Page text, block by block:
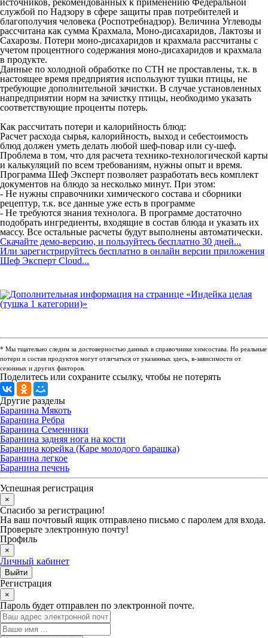
источников, рекомендованных к применению Федеральной
службой по Надзору в сфере защиты прав потребителей и
благополучия человека (Роспотребнадзор). Величина Углеводы
рассчитана как сумма Крахмала, Моно-дисахаридов, Лактозы и
Сахарозы. Потери моно-дисахаридов и крахмала рассчитаны с
учетом процентного содержания моно-дисахаридов и крахмала
в продукте.
Данные по холодной обработке по СТН не проставлены, т.к. в
настоящее время предприятия используют тушки птицы, не
требующие дополнительной зачистки. В случае установленных
напредприятии норм на зачистку птицы, необходимо указать
соответствующие проценты потерь.
Как рассчитать потери и калорийность блюд:
Расчет расхода сырья, калорийность, выход и себестоимость
блюд должен уметь делать любой шеф-повар или су-шеф.
Проблема в том, что для расчета технико-технологической карты
и калькуляций по всем требованиям, нужны опыт и время.
Программа Шеф Эксперт позволяет разработать весь комплект
документов на блюдо за несколько минут. При этом:
- Не нужны справочники химического состава и сборники
рецептур, т.к. все данные уже есть в программе
- Не требуются знания технолога. В программе достаточно
подобрать ингредиенты, входящие в состав блюда и указать их
массу. Все остальные расчеты будут выполнены автоматически.
Скачайте демо-версию, и пользуйтесь бесплатно 30 дней...
Или зарегистрируйтесь бесплатно в онлайн версии приложения
Шеф Эксперт Cloud...
* Мы тщательно следим за достоверностью данных в справочнике химсостава. Но реальные
потери и состав продуктов могут отличаться от указанных здесь, в-зависимости от
сезонных и других факторов.
Поделитесь или сохраните ссылку, чтобы не потерять
Другие разделы
Баранина Мякоть
Баранина Ребра
Баранина Семенники
Баранина задняя нога на кости
Баранина корейка (Каре молодого барашка)
Баранина легкое
Баранина печень
Успешная регистрация
×
Спасибо за регистрацию!
На ваш почтовый ящик отправлено письмо с паролем для входа.
Проверьте электронную почту!
Профиль
×
Личный кабинет
Регистрация
×
Пароль будет отправлен по электронной почте.